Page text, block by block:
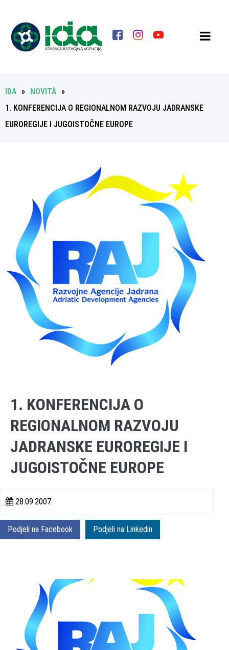
IDA » NOVITÀ »
1. KONFERENCIJA O REGIONALNOM RAZVOJU JADRANSKE
EUROREGIJE I JUGOISTOČNE EUROPE
1. KONFERENCIJA O
REGIONALNOM RAZVOJU
JADRANSKE EUROREGIJE I
JUGOISTOČNE EUROPE
28.09.2007.
Podjeli na Facebook Podjeli na Linkedin